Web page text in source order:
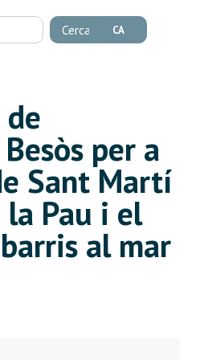
Cerca CA
per a
Sant Martí
la Pau i el
al mar